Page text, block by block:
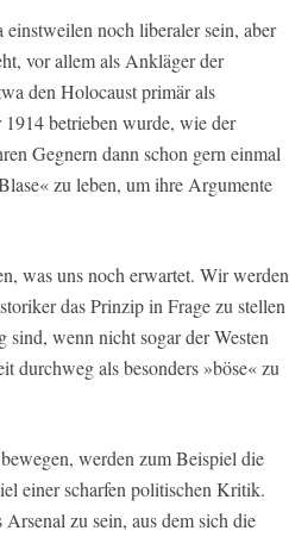
noch liberaler sein, aber
vor allem als Ankläger der
den Holocaust primär als
betrieben wurde, wie der
Gegnern dann schon gern einmal
zu leben, um ihre Argumente
was uns noch erwartet. Wir werden
das Prinzip in Frage zu stellen
wenn nicht sogar der Westen
durchweg als besonders »böse« zu
werden zum Beispiel die
einer scharfen politischen Kritik.
zu sein, aus dem sich die